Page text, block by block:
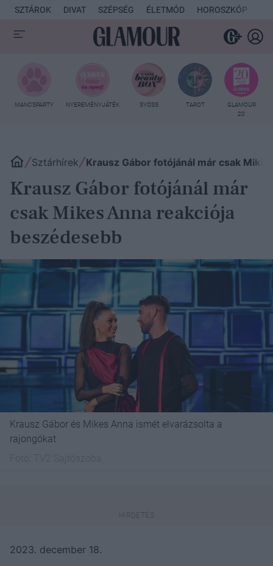
SZTÁROK DIVAT SZÉPSÉG ÉLETMÓD HOROSZKÓP
MANCSPARTY NYEREMÉNYJÁTÉK SYOSS TAROT
GLAMOUR
20
Sztárhírek Krausz Gábor fotójánál már csak
Krausz Gábor fotójánál már
csak Mikes Anna reakciója
beszédesebb
Krausz Gábor és Mikes Anna ismét elvarázsolta a
rajongókat
2023. december 18.